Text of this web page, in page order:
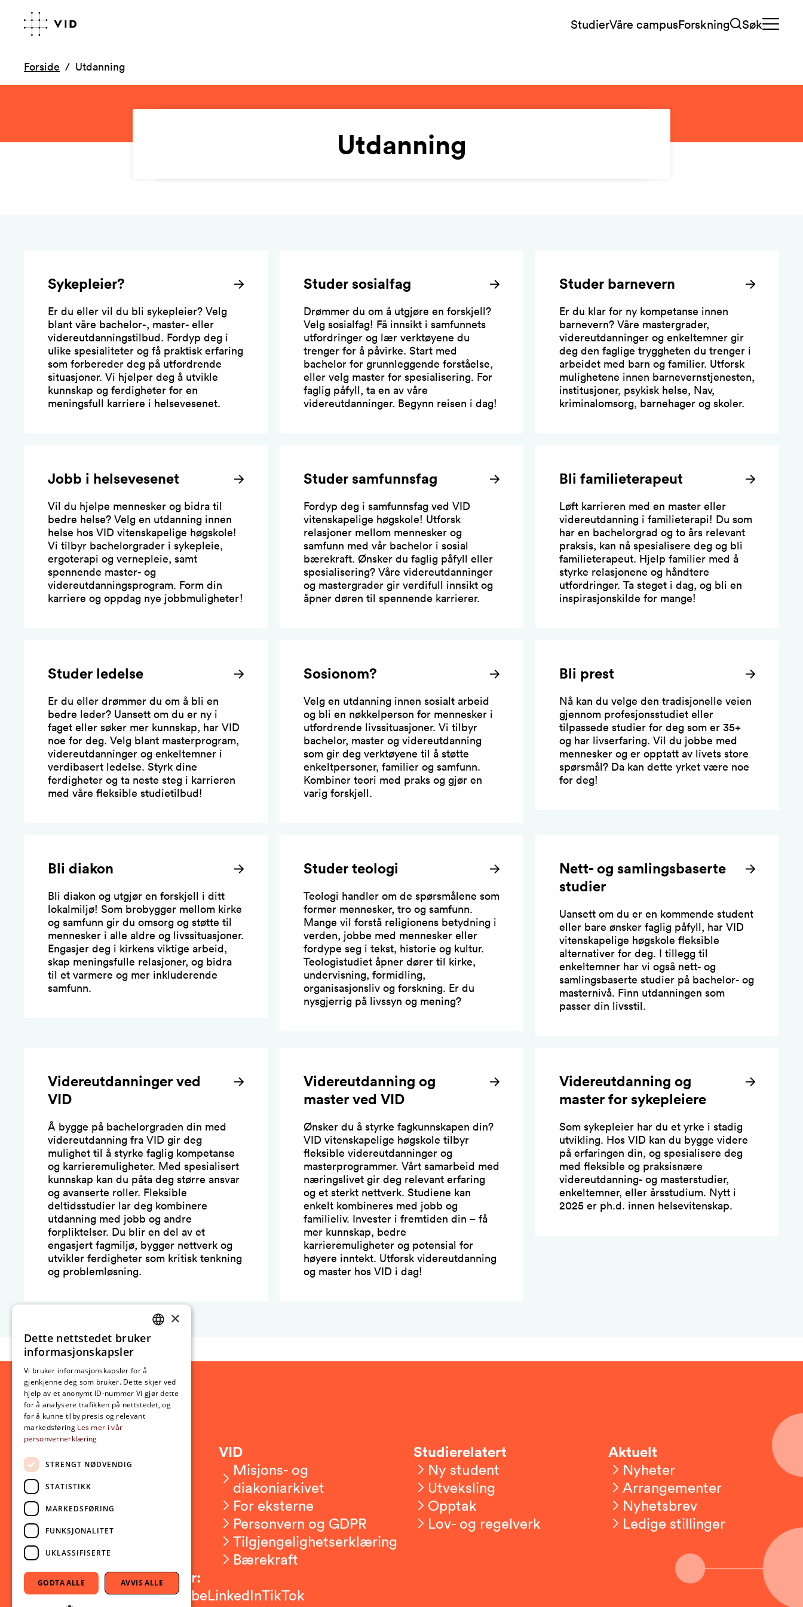
StudierVåre campusForskning Søk
Forside Utdanning
Utdanning
Sykepleier?
Er du eller vil du bli sykepleier? Velg
blant våre bachelor-, master- eller
videreutdanningstilbud. Fordyp deg i
ulike spesialiteter og få praktisk erfaring
som forbereder deg på utfordrende
situasjoner. Vi hjelper deg å utvikle
kunnskap og ferdigheter for en
meningsfull karriere i helsevesenet.
Studer sosialfag
Drømmer du om å utgjøre en forskjell?
Velg sosialfag! Få innsikt i samfunnets
utfordringer og lær verktøyene du
trenger for å påvirke. Start med
bachelor for grunnleggende forståelse,
eller velg master for spesialisering. For
faglig påfyll, ta en av våre
videreutdanninger. Begynn reisen i dag!
Studer barnevern
Er du klar for ny kompetanse innen
barnevern? Våre mastergrader,
videreutdanninger og enkeltemner gir
deg den faglige tryggheten du trenger i
arbeidet med barn og familier. Utforsk
mulighetene innen barnevernstjenesten,
institusjoner, psykisk helse, Nav,
kriminalomsorg, barnehager og skoler.
Jobb i helsevesenet
Vil du hjelpe mennesker og bidra til
bedre helse? Velg en utdanning innen
helse hos VID vitenskapelige høgskole!
Vi tilbyr bachelorgrader i sykepleie,
ergoterapi og vernepleie, samt
spennende master- og
videreutdanningsprogram. Form din
karriere og oppdag nye jobbmuligheter!
Studer samfunnsfag
Fordyp deg i samfunnsfag ved VID
vitenskapelige høgskole! Utforsk
relasjoner mellom mennesker og
samfunn med vår bachelor i sosial
bærekraft. Ønsker du faglig påfyll eller
spesialisering? Våre videreutdanninger
og mastergrader gir verdifull innsikt og
åpner døren til spennende karrierer.
Bli familieterapeut
Løft karrieren med en master eller
videreutdanning i familieterapi! Du som
har en bachelorgrad og to års relevant
praksis, kan nå spesialisere deg og bli
familieterapeut. Hjelp familier med å
styrke relasjonene og håndtere
utfordringer. Ta steget i dag, og bli en
inspirasjonskilde for mange!
Studer ledelse
Er du eller drømmer du om å bli en
bedre leder? Uansett om du er ny i
faget eller søker mer kunnskap, har VID
noe for deg. Velg blant masterprogram,
videreutdanninger og enkeltemner i
verdibasert ledelse. Styrk dine
ferdigheter og ta neste steg i karrieren
med våre fleksible studietilbud!
Sosionom?
Velg en utdanning innen sosialt arbeid
og bli en nøkkelperson for mennesker i
utfordrende livssituasjoner. Vi tilbyr
bachelor, master og videreutdanning
som gir deg verktøyene til å støtte
enkeltpersoner, familier og samfunn.
Kombiner teori med praks og gjør en
varig forskjell.
Bli prest
Nå kan du velge den tradisjonelle veien
gjennom profesjonsstudiet eller
tilpassede studier for deg som er 35+
og har livserfaring. Vil du jobbe med
mennesker og er opptatt av livets store
spørsmål? Da kan dette yrket være noe
for deg!
Bli diakon
Bli diakon og utgjør en forskjell i ditt
lokalmiljø! Som brobygger mellom kirke
og samfunn gir du omsorg og støtte til
mennesker i alle aldre og livssituasjoner.
Engasjer deg i kirkens viktige arbeid,
skap meningsfulle relasjoner, og bidra
til et varmere og mer inkluderende
samfunn.
Studer teologi
Teologi handler om de spørsmålene som
former mennesker, tro og samfunn.
Mange vil forstå religionens betydning i
verden, jobbe med mennesker eller
fordype seg i tekst, historie og kultur.
Teologistudiet åpner dører til kirke,
undervisning, formidling,
organisasjonsliv og forskning. Er du
nysgjerrig på livssyn og mening?
Nett- og samlingsbaserte
studier
Uansett om du er en kommende student
eller bare ønsker faglig påfyll, har VID
vitenskapelige høgskole fleksible
alternativer for deg. I tillegg til
enkeltemner har vi også nett- og
samlingsbaserte studier på bachelor- og
masternivå. Finn utdanningen som
passer din livsstil.
Videreutdanninger ved
VID
Å bygge på bachelorgraden din med
videreutdanning fra VID gir deg
mulighet til å styrke faglig kompetanse
og karrieremuligheter. Med spesialisert
kunnskap kan du påta deg større ansvar
og avanserte roller. Fleksible
deltidsstudier lar deg kombinere
utdanning med jobb og andre
forpliktelser. Du blir en del av et
engasjert fagmiljø, bygger nettverk og
utvikler ferdigheter som kritisk tenkning
og problemløsning.
Videreutdanning og
master ved VID
Ønsker du å styrke fagkunnskapen din?
VID vitenskapelige høgskole tilbyr
fleksible videreutdanninger og
masterprogrammer. Vårt samarbeid med
næringslivet gir deg relevant erfaring
og et sterkt nettverk. Studiene kan
enkelt kombineres med jobb og
familieliv. Invester i fremtiden din – få
mer kunnskap, bedre
karrieremuligheter og potensial for
høyere inntekt. Utforsk videreutdanning
og master hos VID i dag!
Videreutdanning og
master for sykepleiere
Som sykepleier har du et yrke i stadig
utvikling. Hos VID kan du bygge videre
på erfaringen din, og spesialisere deg
med fleksible og praksisnære
videreutdanning- og masterstudier,
enkeltemner, eller årsstudium. Nytt i
2025 er ph.d. innen helsevitenskap.
Kontakt oss
Om VID
Ansatte
Presserom
Sikkerhet og beredskap
VID
Misjons- og
diakoniarkivet
For eksterne
Personvern og GDPR
Tilgjengelighetserklæring
Bærekraft
Studierelatert
Ny student
Utveksling
Opptak
Lov- og regelverk
Aktuelt
Nyheter
Arrangementer
Nyhetsbrev
Ledige stillinger
Følg oss på sosiale medier:
FacebookInstagramYoutubeLinkedInTikTok
NORWEGIAN
×
Dette nettstedet bruker
informasjonskapsler
Vi bruker informasjonskapsler for å
gjenkjenne deg som bruker. Dette skjer ved
hjelp av et anonymt ID-nummer Vi gjør dette
for å analysere trafikken på nettstedet, og
for å kunne tilby presis og relevant
markedsføring Les mer i vår
personvernerklæring
STRENGT NØDVENDIG
STATISTIKK
MARKEDSFØRING
FUNKSJONALITET
UKLASSIFISERTE
GODTA ALLE AVVIS ALLE